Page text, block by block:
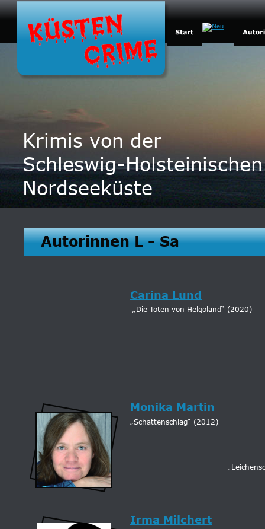
Carina Lund
„Die Toten von Helgoland“ (2020)
Monika Martin
„Schattenschlag“ (2012)
Irma Milchert
Autorinnen L - Sa
Krimis von der
Schleswig-Holsteinischen
Nordseeküste